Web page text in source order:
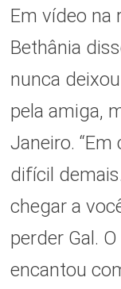
Em vídeo na
Bethânia
nunca
pela amiga,
Janeiro.
difícil
chegar a
perder Gal.
encantou